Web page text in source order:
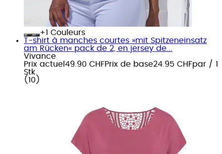
+
Couleurs
T-shirt à manches courtes »mit Spitzeneinsatz
am Rücken« pack de 2, en jersey de...
Vivance
Prix actuel 49.90 CHFPrix de base24.95 CHFpar / 1
Stk
( 10 )